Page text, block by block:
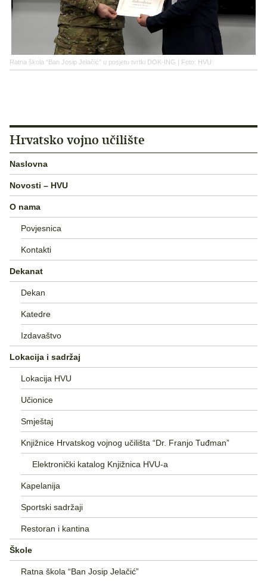
Ratna škola “Ban Josip Jelačić” u posjetu tvrtki DOK-ING | Foto: HVU
Hrvatsko vojno učilište
Naslovna
Novosti – HVU
O nama
Povjesnica
Kontakti
Dekanat
Dekan
Katedre
Izdavaštvo
Lokacija i sadržaj
Lokacija HVU
Učionice
Smještaj
Knjižnice Hrvatskog vojnog učilišta “Dr. Franjo Tuđman”
Elektronički katalog Knjižnica HVU-a
Kapelanija
Sportski sadržaji
Restoran i kantina
Škole
Ratna škola “Ban Josip Jelačić”